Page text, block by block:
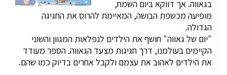
בגאווה. אך דווקא ביום השמח,
מופיעה מכשפת הבושה, המאיימת להרוס את החגיגה
הגדולה.
"יום של גאווה" חושף את הילדים לנפלאות המגוון והשוני
הקיימים בעולמנו, דרך חגיגות מצעד הגאווה. הספר מעודד
את הילדים לאהוב את עצמם ולקבל אחרים בדיוק כמו שהם.